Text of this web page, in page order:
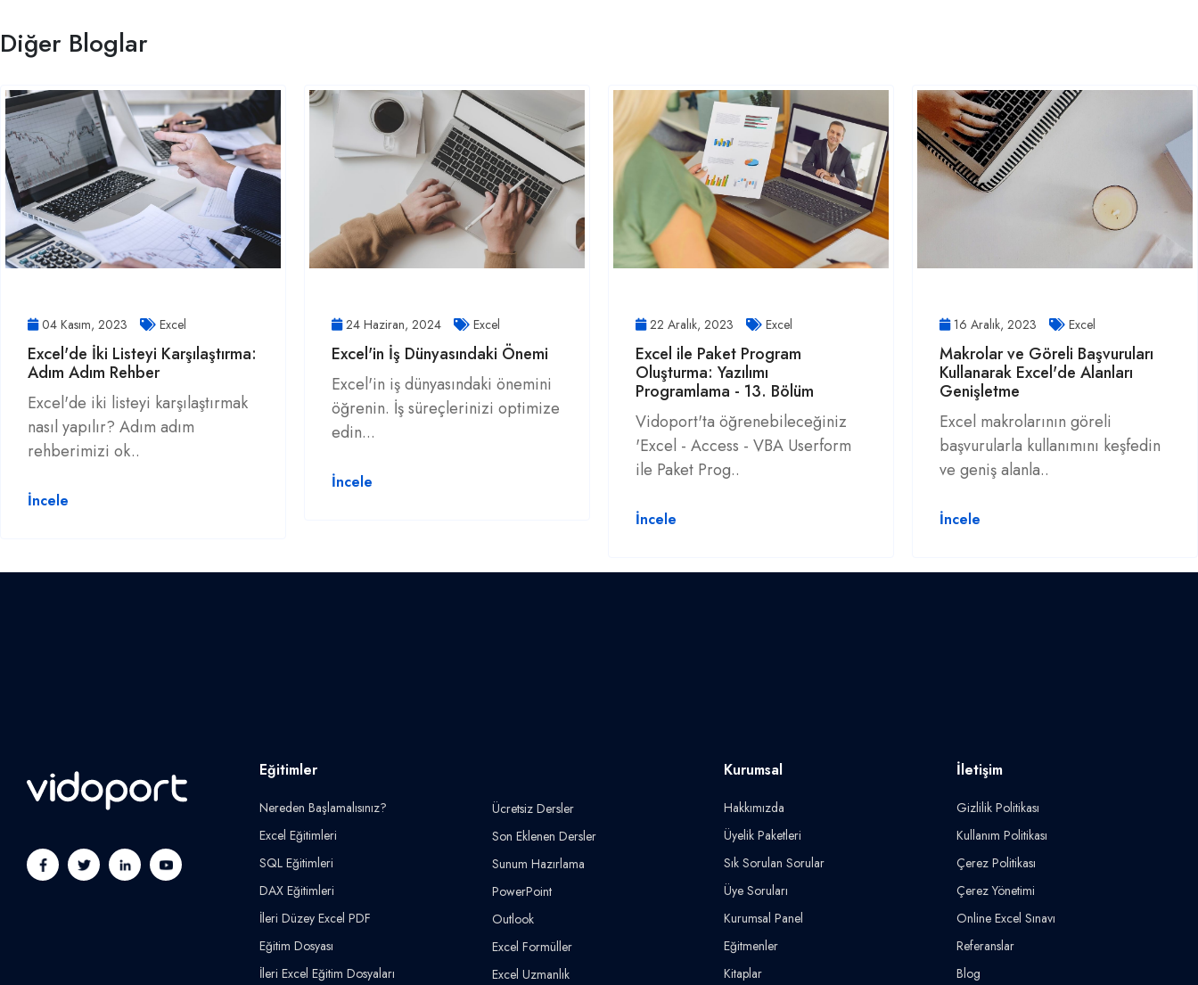
Diğer Bloglar
04 Kasım, 2023 Excel
Excel'de İki Listeyi Karşılaştırma:
Adım Adım Rehber
Excel'de iki listeyi karşılaştırmak
nasıl yapılır? Adım adım
rehberimizi ok..
İncele
24 Haziran, 2024 Excel
Excel'in İş Dünyasındaki Önemi
Excel'in iş dünyasındaki önemini
öğrenin. İş süreçlerinizi optimize
edin...
İncele
22 Aralık, 2023 Excel
Excel ile Paket Program
Oluşturma: Yazılımı
Programlama - 13. Bölüm
Vidoport'ta öğrenebileceğiniz
'Excel - Access - VBA Userform
ile Paket Prog..
İncele
16 Aralık, 2023 Excel
Makrolar ve Göreli Başvuruları
Kullanarak Excel'de Alanları
Genişletme
Excel makrolarının göreli
başvurularla kullanımını keşfedin
ve geniş alanla..
İncele
Eğitimler
Nereden Başlamalısınız?
Excel Eğitimleri
SQL Eğitimleri
DAX Eğitimleri
İleri Düzey Excel PDF
Eğitim Dosyası
İleri Excel Eğitim Dosyaları
Ücretsiz Dersler
Son Eklenen Dersler
Sunum Hazırlama
PowerPoint
Outlook
Excel Formüller
Excel Uzmanlık
Kurumsal
Hakkımızda
Üyelik Paketleri
Sık Sorulan Sorular
Üye Soruları
Kurumsal Panel
Eğitmenler
Kitaplar
İletişim
Gizlilik Politikası
Kullanım Politikası
Çerez Politikası
Çerez Yönetimi
Online Excel Sınavı
Referanslar
Blog